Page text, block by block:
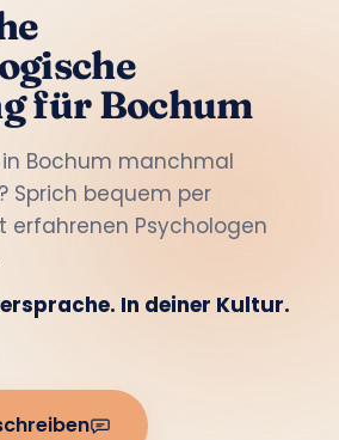
für Bochum
Bochum manchmal
Sprich bequem per
erfahrenen Psychologen
In deiner Kultur.